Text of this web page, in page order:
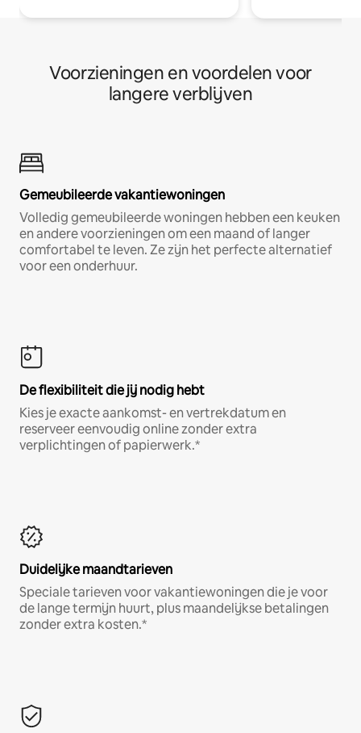
Voorzieningen en voordelen voor
langere verblijven
Gemeubileerde vakantiewoningen
Volledig gemeubileerde woningen hebben een keuken
en andere voorzieningen om een maand of langer
comfortabel te leven. Ze zijn het perfecte alternatief
voor een onderhuur.
De flexibiliteit die jij nodig hebt
Kies je exacte aankomst- en vertrekdatum en
reserveer eenvoudig online zonder extra
verplichtingen of papierwerk.*
Duidelijke maandtarieven
Speciale tarieven voor vakantiewoningen die je voor
de lange termijn huurt, plus maandelijkse betalingen
zonder extra kosten.*